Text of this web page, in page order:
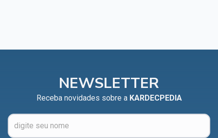
NEWSLETTER
Receba novidades sobre a KARDECPEDIA